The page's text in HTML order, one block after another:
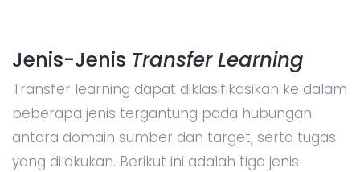
Jenis-Jenis Transfer Learning
Transfer learning dapat diklasifikasikan ke dalam
beberapa jenis tergantung pada hubungan
antara domain sumber dan target, serta tugas
yang dilakukan. Berikut ini adalah tiga jenis